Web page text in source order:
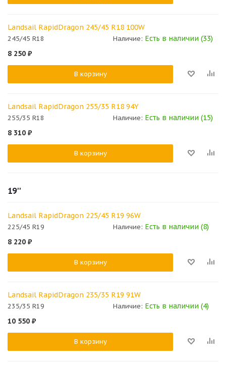
Landsail RapidDragon 245/45 R18 100W
245/45 R18 Наличие: Есть в наличии (33)
8 250 ₽
В корзину
Landsail RapidDragon 255/35 R18 94Y
255/35 R18 Наличие: Есть в наличии (15)
8 310 ₽
В корзину
19''
Landsail RapidDragon 225/45 R19 96W
225/45 R19 Наличие: Есть в наличии (8)
8 220 ₽
В корзину
Landsail RapidDragon 235/35 R19 91W
235/35 R19 Наличие: Есть в наличии (4)
10 550 ₽
В корзину